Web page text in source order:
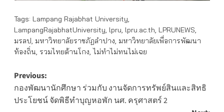
Tags: Lampang Rajabhat University,
LampangRajabhatUniversity, lpru, lpru.ac.th, LPRUNEWS,
มรลป, มหาวิทยาลัยราชภัฏลำปาง, มหาวิทยาลัยเพื่อการพัฒนา
ท้องถิ่น, รวมไทยต้านโกง, ไม่ทำไม่ทนไม่เฉย
Post
navigation
Previous:
กองพัฒนานักศึกษา ร่วมกับ งานจัดการทรัพย์สินและสิทธิ
ประโยชน์ จัดพิธีทำบุญหอพัก นศ. ครุศาสตร์ 2